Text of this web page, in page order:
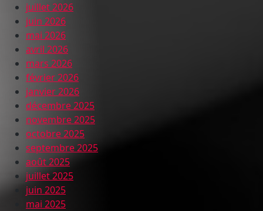
juillet 2026
juin 2026
mai 2026
avril 2026
mars 2026
février 2026
janvier 2026
décembre 2025
novembre 2025
octobre 2025
septembre 2025
août 2025
juillet 2025
juin 2025
mai 2025